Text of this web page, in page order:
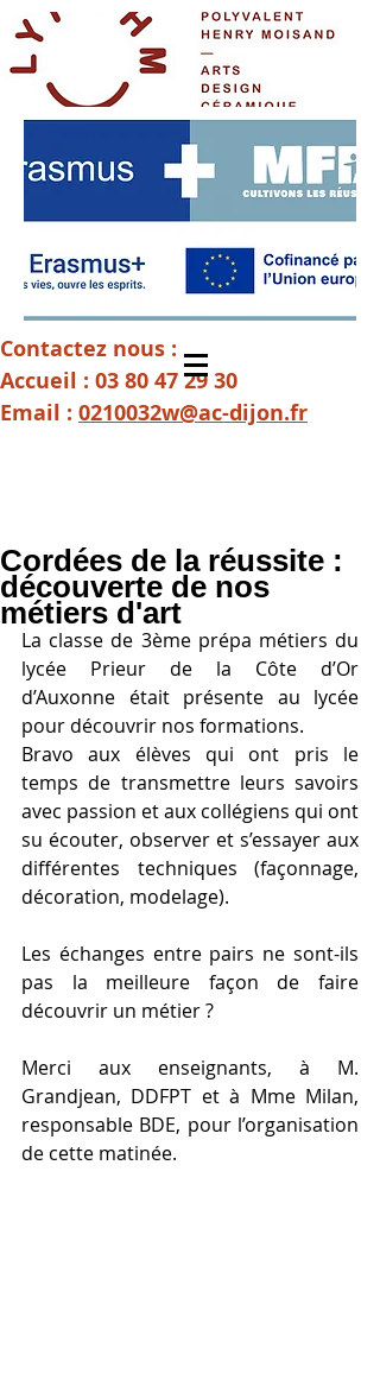
Contactez nous :
Accueil : 03 80 47 29 30
Email : 0210032w@ac-dijon.fr
Cordées de la réussite :
découverte de nos
métiers d'art
La classe de 3ème prépa métiers du
lycée Prieur de la Côte d’Or
d’Auxonne était présente au lycée
pour découvrir nos formations.
Bravo aux élèves qui ont pris le
temps de transmettre leurs savoirs
avec passion et aux collégiens qui ont
su écouter, observer et s’essayer aux
différentes techniques (façonnage,
décoration, modelage).
Les échanges entre pairs ne sont-ils
pas la meilleure façon de faire
découvrir un métier ?
Merci aux enseignants, à M.
Grandjean, DDFPT et à Mme Milan,
responsable BDE, pour l’organisation
de cette matinée.